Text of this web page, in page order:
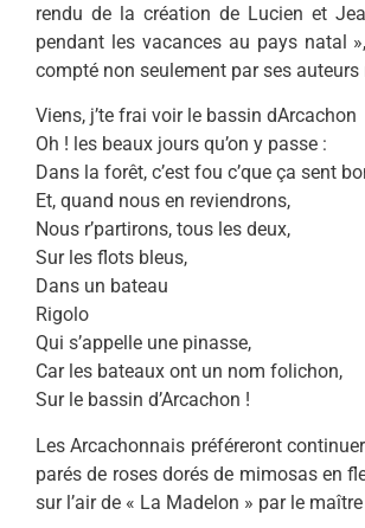
rendu de la création de Lucien et
pendant les vacances au pays natal
compté non seulement par ses
Viens, j’te frai voir le bassin dArcachon
Oh ! les beaux jours qu’on y passe :
Dans la forêt, c’est fou c’que ça sent
Et, quand nous en reviendrons,
Nous r’partirons, tous les deux,
Sur les flots bleus,
Dans un bateau
Rigolo
Qui s’appelle une pinasse,
Car les bateaux ont un nom folichon,
Sur le bassin d’Arcachon !
Les Arcachonnais préféreront
parés de roses dorés de mimosas en
sur l’air de « La Madelon » par le